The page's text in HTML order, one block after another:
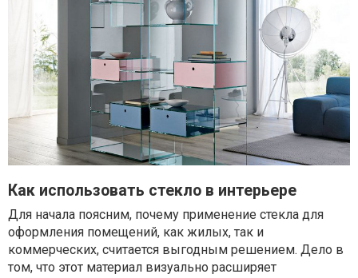
Как использовать стекло в интерьере
Для начала поясним, почему применение стекла для
оформления помещений, как жилых, так и
коммерческих, считается выгодным решением. Дело в
том, что этот материал визуально расширяет